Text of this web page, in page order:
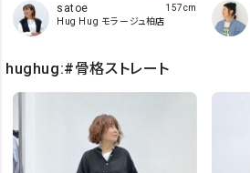
satoe
Hug Hug モラージュ柏店
157cm
hughug:#骨格ストレート